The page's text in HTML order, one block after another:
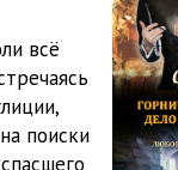
всё
поиски